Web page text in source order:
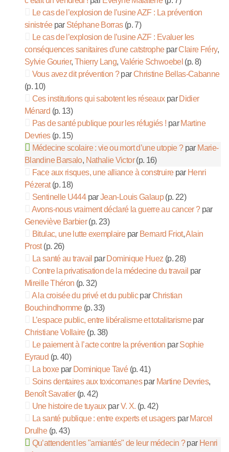
Le cas de l’explosion de l’usine AZF : La prévention
sinistrée par Stéphane Borras(p. 7)
Le cas de l’explosion de l’usine AZF : Evaluer les
conséquences sanitaires d’une catstrophe parClaire Fréry,
Sylvie Gourier, Thierry Lang, Valérie Schwoebel (p. 8)
Vous avez dit prévention ? parChristine Bellas-Cabanne
(p. 10)
Ces institutions qui sabotent les réseaux par Didier
Ménard (p. 13)
Pas de santé publique pour les réfugiés ! par Martine
Devries(p. 15)
Médecine scolaire : vie ou mort d’une utopie ? par Marie-
Blandine Barsalo, Nathalie Victor(p. 16)
Face aux risques, une alliance à construire par Henri
Pézerat(p. 18)
Sentinelle U444 parJean-Louis Galaup(p. 22)
Avons-nous vraiment déclaré la guerre au cancer ? par
Geneviève Barbier(p. 23)
Bitulac, une lutte exemplaire par Bernard Friot,Alain
Prost(p. 26)
La santé au travail par Dominique Huez (p. 28)
Contre la privatisation de la médecine du travail par
Mireille Théron (p. 32)
A la croisée du privé et du public parChristian
Bouchindhomme(p. 33)
L’espace public, entre libéralisme et totalitarisme par
Christiane Vollaire(p. 38)
Le paiement à l’acte contre la prévention parSophie
Eyraud (p. 40)
La boxe par Dominique Tavé(p. 41)
Soins dentaires aux toxicomanes par Martine Devries,
Benoît Savatier(p. 42)
Une histoire de tuyaux parV. X. (p. 42)
La santé publique : entre experts et usagers par Marcel
Drulhe(p. 43)
Qu’attendent les "amiantés" de leur médecin ? par Henri